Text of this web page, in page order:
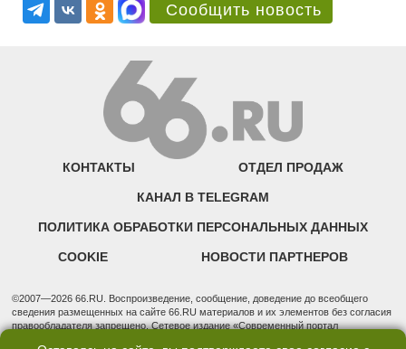
Сообщить новость
КОНТАКТЫ ОТДЕЛ ПРОДАЖ
КАНАЛ В TELEGRAM
ПОЛИТИКА ОБРАБОТКИ ПЕРСОНАЛЬНЫХ ДАННЫХ
COOKIE НОВОСТИ ПАРТНЕРОВ
©2007—2026 66.RU. Воспроизведение, сообщение, доведение до всеобщего
сведения размещенных на сайте 66.RU материалов и их элементов без согласия
правообладателя запрещено. Сетевое издание «Современный портал